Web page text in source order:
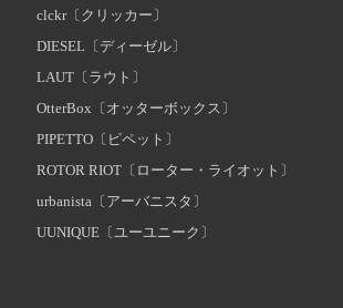
clckr〔クリッカー〕
DIESEL〔ディーゼル〕
LAUT〔ラウト〕
OtterBox〔オッターボックス〕
PIPETTO〔ピペット〕
ROTOR RIOT〔ローター・ライオット〕
urbanista〔アーバニスタ〕
UUNIQUE〔ユーユニーク〕